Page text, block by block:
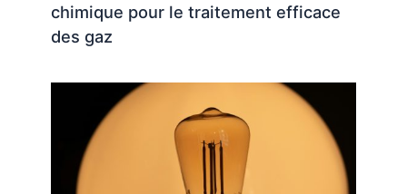
chimique pour le traitement efficace
des gaz